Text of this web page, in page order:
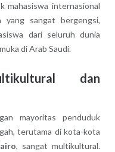
mahasiswa internasional
yang sangat bergengsi,
dari seluruh dunia
di Arab Saudi.
dan
mayoritas penduduk
terutama di kota-kota
, sangat multikultural.